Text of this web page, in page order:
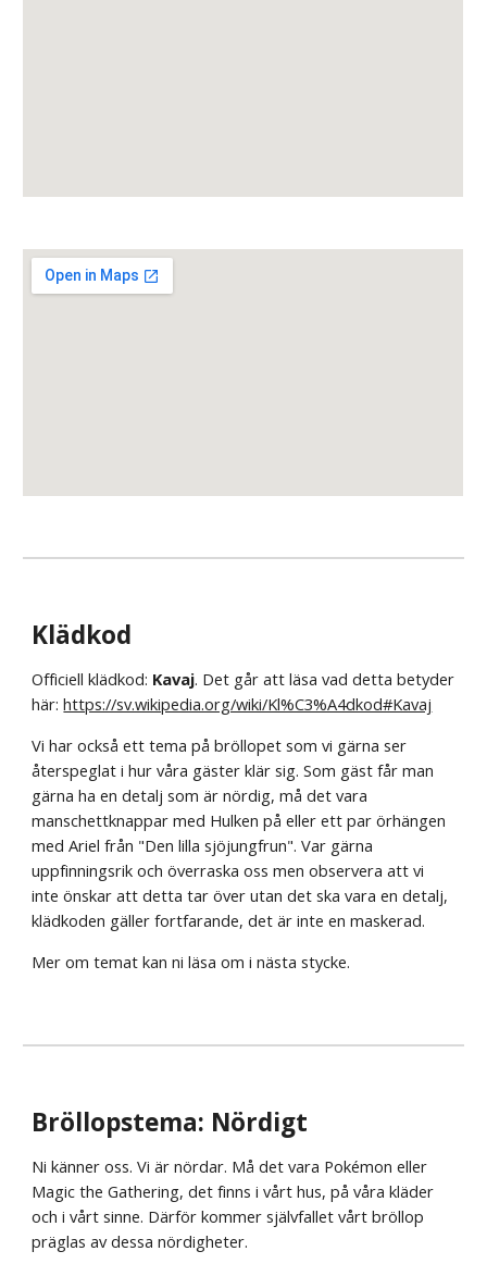
Klädkod
Officiell klädkod: Kavaj. Det går att läsa vad detta betyder
här: https://sv.wikipedia.org/wiki/Kl%C3%A4dkod#Kavaj
Vi har också ett tema på bröllopet som vi gärna ser
återspeglat i hur våra gäster klär sig. Som gäst får man
gärna ha en detalj som är nördig, må det vara
manschettknappar med Hulken på eller ett par örhängen
med Ariel från "Den lilla sjöjungfrun". Var gärna
uppfinningsrik och överraska oss men observera att vi
inte önskar att detta tar över utan det ska vara en detalj,
klädkoden gäller fortfarande, det är inte en maskerad.
Mer om temat kan ni läsa om i nästa stycke.
Bröllopstema: Nördigt
Ni känner oss. Vi är nördar. Må det vara Pokémon eller
Magic the Gathering, det finns i vårt hus, på våra kläder
och i vårt sinne. Därför kommer självfallet vårt bröllop
präglas av dessa nördigheter.